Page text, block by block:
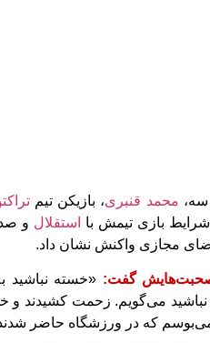
محمد قنبری، بازیکن تیم
شرایط بازی تیمش با
استقلال و
مجازی واکنش نشان داد.
صحبت‌هایش گفت: «خسته نباشید
می‌گویم. زحمت کشیدند و
که در ورزشگاه حاضر شدند